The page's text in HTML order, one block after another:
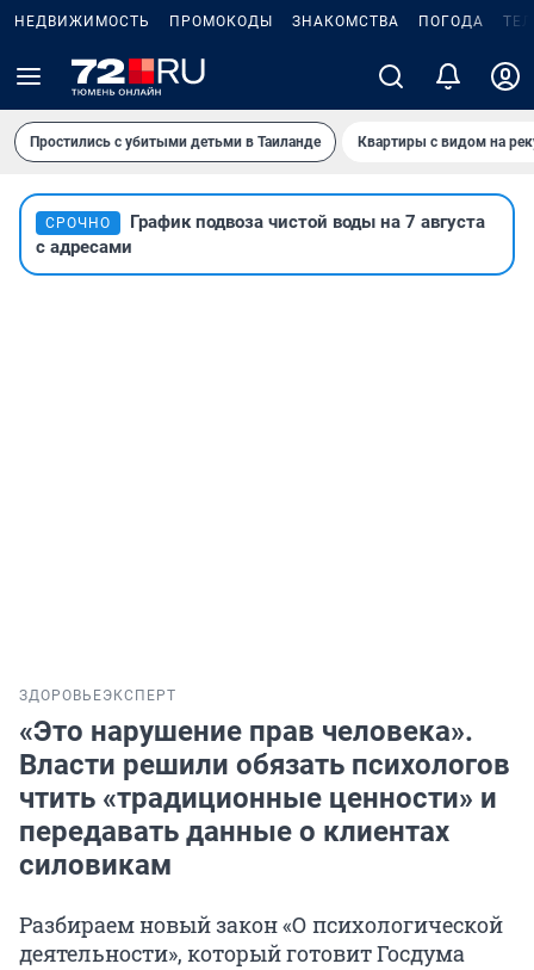
НЕДВИЖИМОСТЬ ПРОМОКОДЫ ЗНАКОМСТВА ПОГОДА
Простились с убитыми детьми в Таиланде Квартиры с видом на
СРОЧНО
График подвоза чистой воды на 7 августа
с адресами
ЗДОРОВЬЕЭКСПЕРТ
«Это нарушение прав человека».
Власти решили обязать психологов
чтить «традиционные ценности» и
передавать данные о клиентах
силовикам
Разбираем новый закон «О психологической
деятельности», который готовит Госдума